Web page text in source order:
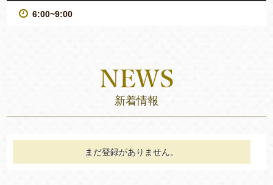
6:00~9:00
新着情報
まだ登録がありません。